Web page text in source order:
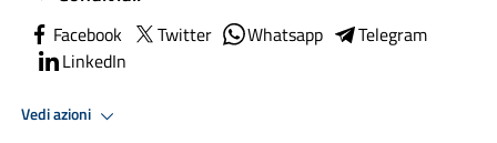
Facebook Twitter Whatsapp
Telegram
LinkedIn
Vedi azioni